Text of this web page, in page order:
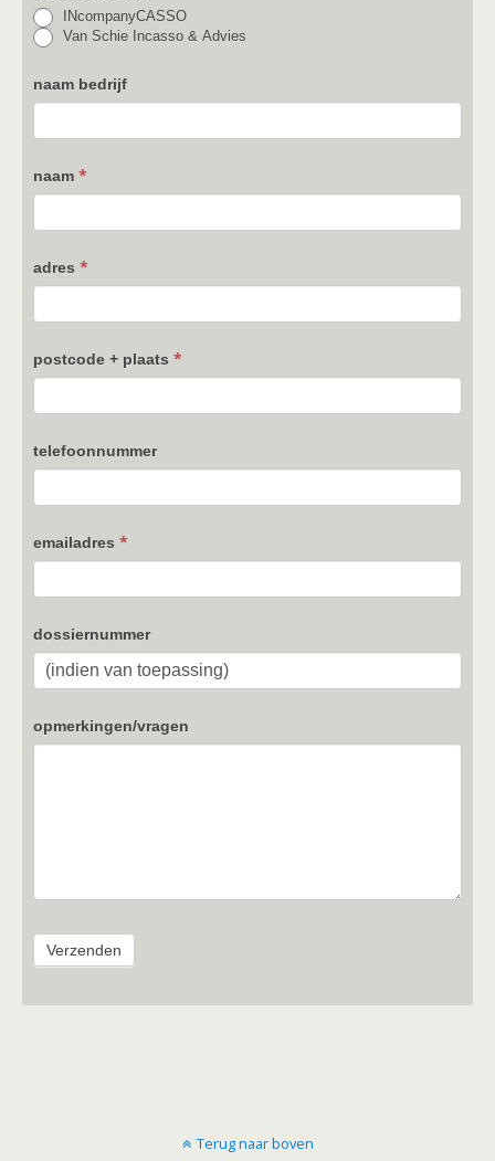
INcompanyCASSO
Van Schie Incasso & Advies
naam bedrijf
naam *
adres *
postcode + plaats *
telefoonnummer
emailadres *
dossiernummer
opmerkingen/vragen
Verzenden
Terug naar boven